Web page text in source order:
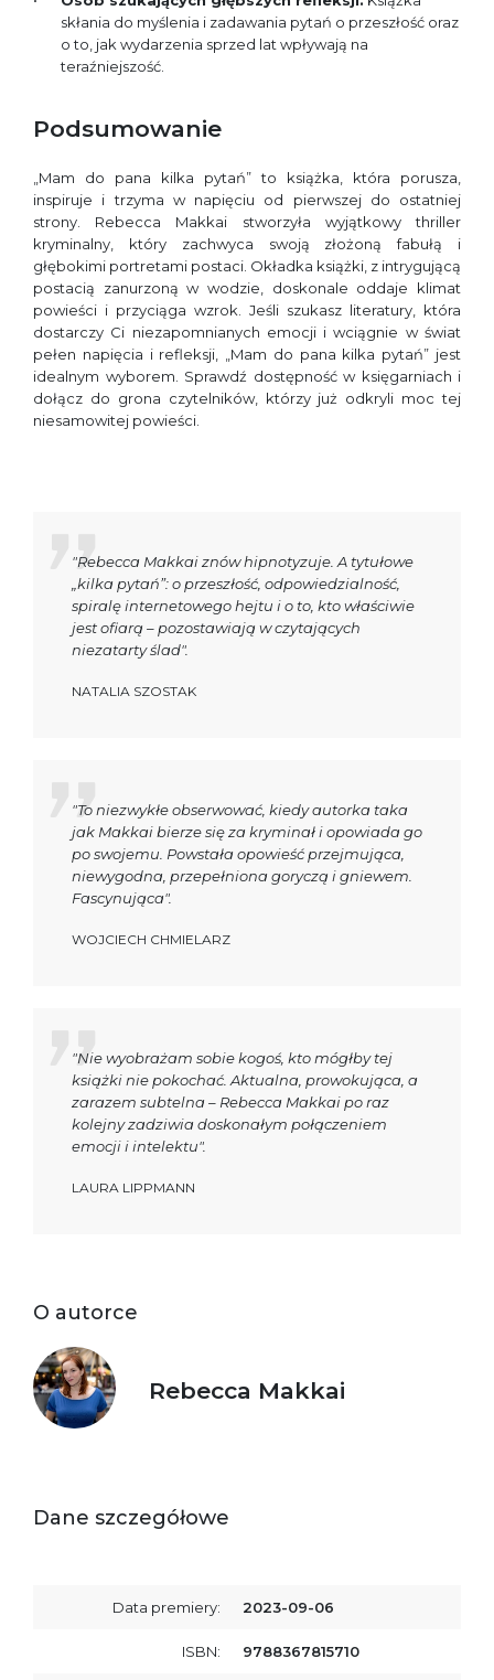
skłania do myślenia i zadawania pytań o przeszłość oraz
o to, jak wydarzenia sprzed lat wpływają na
teraźniejszość.
Podsumowanie
„Mam do pana kilka pytań” to książka, która porusza,
inspiruje i trzyma w napięciu od pierwszej do ostatniej
strony. Rebecca Makkai stworzyła wyjątkowy thriller
kryminalny, który zachwyca swoją złożoną fabułą i
głębokimi portretami postaci. Okładka książki, z intrygującą
postacią zanurzoną w wodzie, doskonale oddaje klimat
powieści i przyciąga wzrok. Jeśli szukasz literatury, która
dostarczy Ci niezapomnianych emocji i wciągnie w świat
pełen napięcia i refleksji, „Mam do pana kilka pytań” jest
idealnym wyborem. Sprawdź dostępność w księgarniach i
dołącz do grona czytelników, którzy już odkryli moc tej
niesamowitej powieści.
"Rebecca Makkai znów hipnotyzuje. A tytułowe
„kilka pytań”: o przeszłość, odpowiedzialność,
spiralę internetowego hejtu i o to, kto właściwie
jest ofiarą – pozostawiają w czytających
niezatarty ślad".
NATALIA SZOSTAK
"To niezwykłe obserwować, kiedy autorka taka
jak Makkai bierze się za kryminał i opowiada go
po swojemu. Powstała opowieść przejmująca,
niewygodna, przepełniona goryczą i gniewem.
Fascynująca".
WOJCIECH CHMIELARZ
"Nie wyobrażam sobie kogoś, kto mógłby tej
książki nie pokochać. Aktualna, prowokująca, a
zarazem subtelna – Rebecca Makkai po raz
kolejny zadziwia doskonałym połączeniem
emocji i intelektu".
LAURA LIPPMANN
O autorce
Rebecca Makkai
Dane szczegółowe
Data premiery: 2023-09-06
ISBN: 9788367815710